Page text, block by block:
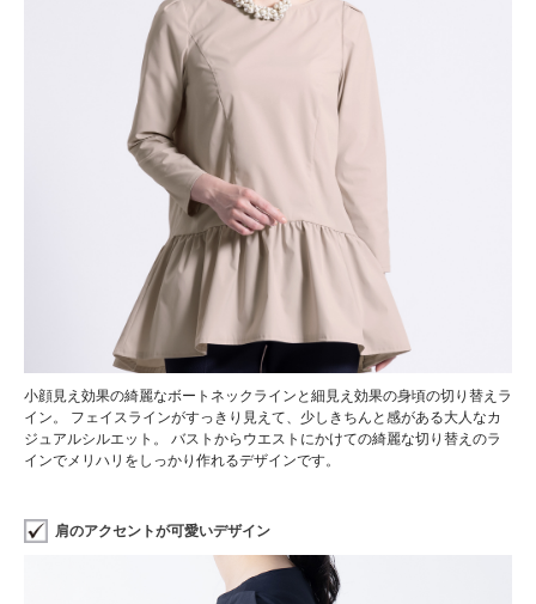
小顔見え効果の綺麗なボートネックラインと細見え効果の身頃の切り替えラ
イン。 フェイスラインがすっきり見えて、少しきちんと感がある大人なカ
ジュアルシルエット。 バストからウエストにかけての綺麗な切り替えのラ
インでメリハリをしっかり作れるデザインです。
肩のアクセントが可愛いデザイン